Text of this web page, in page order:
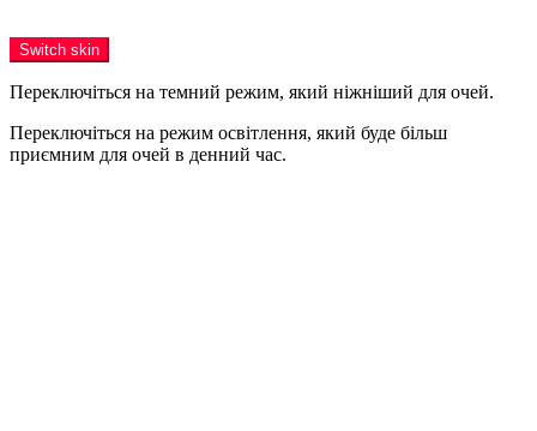
Switch skin
Переключіться на темний режим, який ніжніший для очей.
Переключіться на режим освітлення, який буде більш
приємним для очей в денний час.